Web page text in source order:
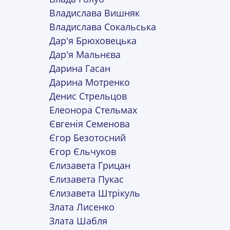
Владислава Вишняк
Владислава Сокальська
Дар'я Брюховецька
Дар'я Мальнєва
Дарина Гасан
Дарина Мотренко
Денис Стрельцов
Елеонора Стельмах
Євгенія Семенова
Єгор Безотосний
Єгор Єльчуков
Єлизавета Грицан
Єлизавета Пукас
Єлизавета Штрікуль
Злата Лисенко
Злата Шабля